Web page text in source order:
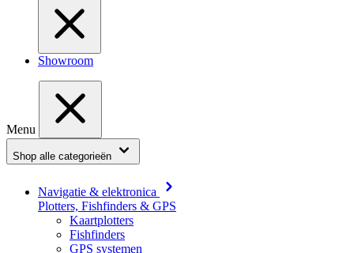
Showroom
Menu
Shop alle categorieën
Navigatie & elektronica
Plotters, Fishfinders & GPS
Kaartplotters
Fishfinders
GPS systemen